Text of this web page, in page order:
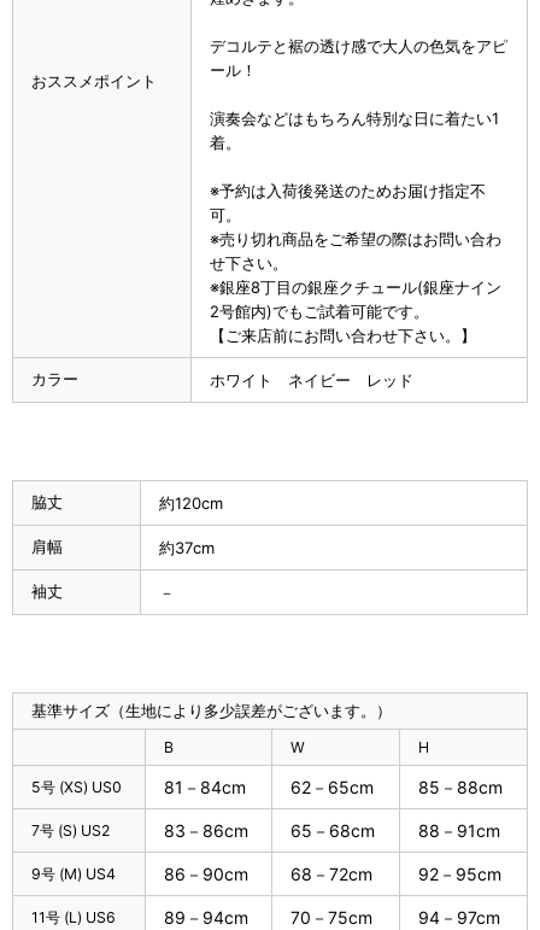
おススメポイント
デコルテと裾の透け感で大人の色気をアピ
ール！
演奏会などはもちろん特別な日に着たい1
着。
※予約は入荷後発送のためお届け指定不
可。
※売り切れ商品をご希望の際はお問い合わ
せ下さい。
※銀座8丁目の銀座クチュール(銀座ナイン
2号館内)でもご試着可能です。
【ご来店前にお問い合わせ下さい。】
カラー ホワイト ネイビー レッド
脇丈 約120cm
肩幅 約37cm
袖丈 －
基準サイズ（生地により多少誤差がございます。）
B W H
5号 (XS) US0 81－84cm 62－65cm 85－88cm
7号 (S) US2 83－86cm 65－68cm 88－91cm
9号 (M) US4 86－90cm 68－72cm 92－95cm
11号 (L) US6 89－94cm 70－75cm 94－97cm